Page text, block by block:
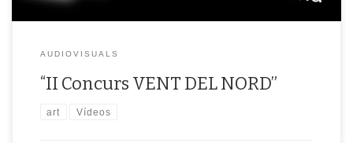
AUDIOVISUALS
“II Concurs VENT DEL NORD”
art Vídeos